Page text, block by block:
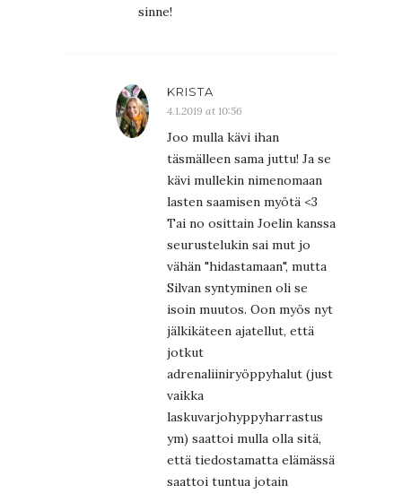
sinne!
KRISTA
4.1.2019 at 10:56
Joo mulla kävi ihan
täsmälleen sama juttu! Ja se
kävi mullekin nimenomaan
lasten saamisen myötä <3
Tai no osittain Joelin kanssa
seurustelukin sai mut jo
vähän "hidastamaan", mutta
Silvan syntyminen oli se
isoin muutos. Oon myös nyt
jälkikäteen ajatellut, että
jotkut
adrenaliiniryöppyhalut (just
vaikka
laskuvarjohyppyharrastus
ym) saattoi mulla olla sitä,
että tiedostamatta elämässä
saattoi tuntua jotain